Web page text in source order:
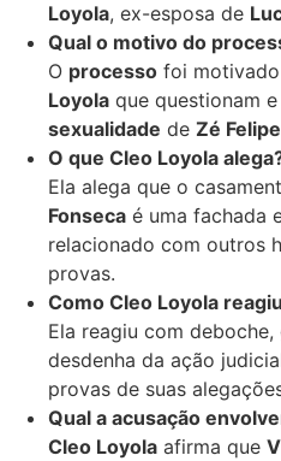
Loyola, ex-esposa de
Qual o motivo do
O processo foi
Loyola que questionam
sexualidade de Zé Felipe
O que Cleo Loyola
Ela alega que o
Fonseca é uma fachada
relacionado com outros
provas.
Como Cleo Loyola
Ela reagiu com
desdenha da ação
provas de suas
Qual a acusação
Cleo Loyola afirma que